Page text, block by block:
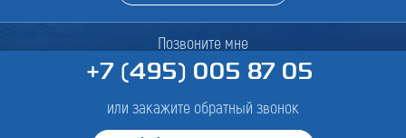
Позвоните мне
+7 (495) 005 87 05
или закажите обратный звонок